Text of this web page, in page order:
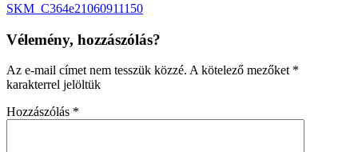
SKM_C364e21060911150
Vélemény, hozzászólás?
Az e-mail címet nem tesszük közzé. A kötelező mezőket *
karakterrel jelöltük
Hozzászólás *